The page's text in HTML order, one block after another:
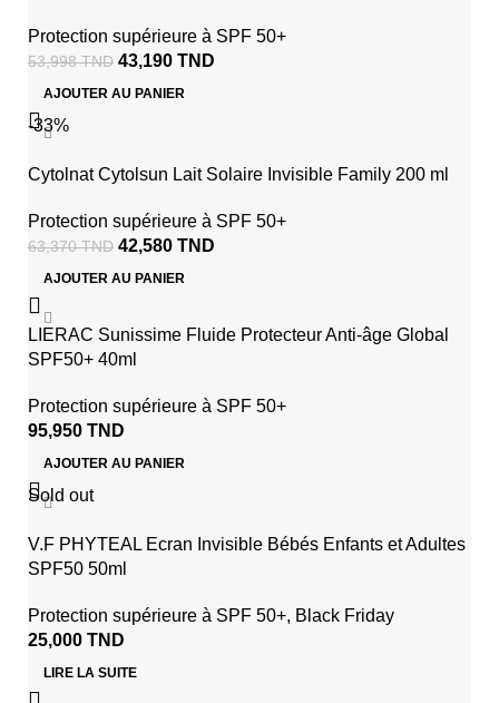
Protection supérieure à SPF 50+
53,998TND 43,190 TND
AJOUTER AU PANIER
-33%
Cytolnat Cytolsun Lait Solaire Invisible Family 200 ml
Protection supérieure à SPF 50+
63,370TND 42,580 TND
AJOUTER AU PANIER
LIERAC Sunissime Fluide Protecteur Anti-âge Global
SPF50+ 40ml
Protection supérieure à SPF 50+
95,950 TND
AJOUTER AU PANIER
Sold out
V.F PHYTEAL Ecran Invisible Bébés Enfants et Adultes
SPF50 50ml
Protection supérieure à SPF 50+, Black Friday
25,000 TND
LIRE LA SUITE